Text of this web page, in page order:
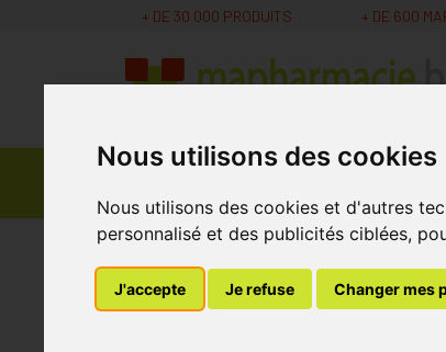
Nous utilisons des cookies
Nous utilisons des cookies et d'autres
personnalisé et des publicités ciblées,
J'accepte Je refuse Changer mes
+ DE 30 000 PRODUITS + DE 600
MaPharmacie.be Difrax Page 12
Difrax